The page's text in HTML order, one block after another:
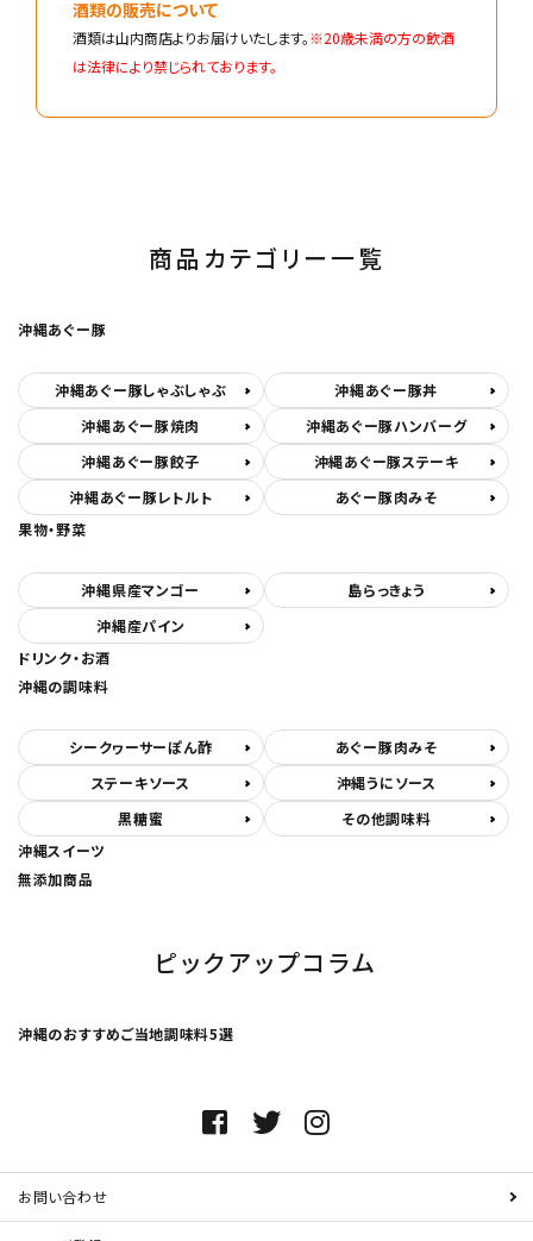
酒類の販売について
酒類は山内商店よりお届けいたします。※20歳未満の方の飲酒
は法律により禁じられております。
商品カテゴリー一覧
沖縄あぐー豚
沖縄あぐー豚しゃぶしゃぶ
沖縄あぐー豚丼
沖縄あぐー豚焼肉
沖縄あぐー豚ハンバーグ
沖縄あぐー豚餃子
沖縄あぐー豚ステーキ
沖縄あぐー豚レトルト
あぐー豚肉みそ
果物・野菜
沖縄県産マンゴー
島らっきょう
沖縄産パイン
ドリンク・お酒
沖縄の調味料
シークヮーサーぽん酢
あぐー豚肉みそ
ステーキソース
沖縄うにソース
黒糖蜜
その他調味料
沖縄スイーツ
無添加商品
ピックアップコラム
沖縄のおすすめご当地調味料5選
お問い合わせ